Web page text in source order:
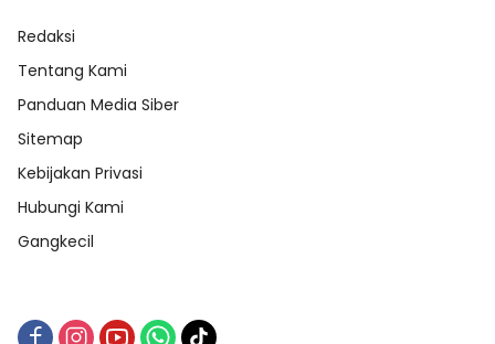
Redaksi
Tentang Kami
Panduan Media Siber
Sitemap
Kebijakan Privasi
Hubungi Kami
Gangkecil